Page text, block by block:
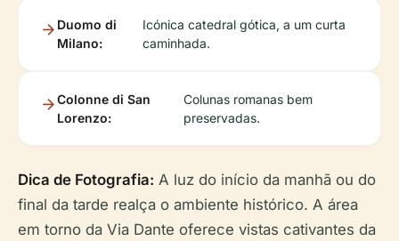
Duomo di
Milano:
Icónica catedral gótica, a um curta
caminhada.
Colonne di San
Lorenzo:
Colunas romanas bem
preservadas.
Dica de Fotografia: A luz do início da manhã ou do
final da tarde realça o ambiente histórico. A área
em torno da Via Dante oferece vistas cativantes da